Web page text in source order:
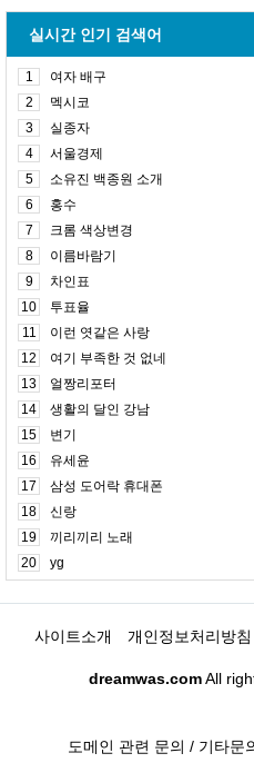
실시간 인기 검색어
1
여자 배구
2
멕시코
3
실종자
4
서울경제
5
소유진 백종원 소개
6
홍수
7
크롬 색상변경
8
이름바람기
9
차인표
10
투표율
11
이런 엿같은 사랑
12
여기 부족한 것 없네
13
얼짱리포터
14
생활의 달인 강남
15
변기
16
유세윤
17
삼성 도어락 휴대폰
18
신랑
19
끼리끼리 노래
20
yg
사이트소개 개인정보처리방침
dreamwas.comAll
도메인 관련 문의 / 기타문